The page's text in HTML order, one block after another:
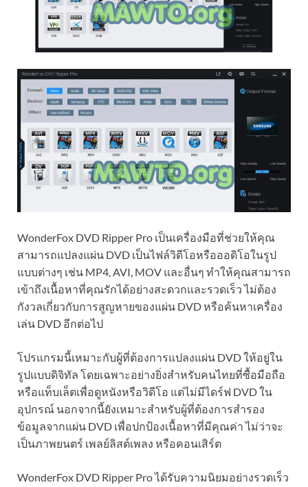
WonderFox DVD Ripper Pro เป็นเครื่องมือที่ช่วยให้คุณ
สามารถแปลงแผ่น DVD เป็นไฟล์วิดีโอหรือออดิโอในรูป
แบบต่างๆ เช่น MP4, AVI, MOV และอื่นๆ ทำให้คุณสามารถ
เข้าถึงเนื้อหาที่คุณรักได้อย่างสะดวกและรวดเร็ว ไม่ต้อง
กังวลเกี่ยวกับการสูญหายของแผ่น DVD หรือค้นหาเครื่อง
เล่น DVD อีกต่อไป
โปรแกรมนี้เหมาะกับผู้ที่ต้องการแปลงแผ่น DVD ให้อยู่ใน
รูปแบบดิจิทัล โดยเฉพาะอย่างยิ่งสำหรับคนไทยที่ซื้อมือถือ
หรือแท็บเล็ตเพื่อดูหนังหรือวิดีโอ แต่ไม่มีไดร์ฟ DVD ใน
อุปกรณ์ นอกจากนี้ยังเหมาะสำหรับผู้ที่ต้องการสำรอง
ข้อมูลจากแผ่น DVD เพื่อปกป้องเนื้อหาที่มีคุณค่า ไม่ว่าจะ
เป็นภาพยนตร์ เพลย์ลิสต์เพลง หรือคอนเสิร์ต
WonderFox DVD Ripper Pro ได้รับความนิยมอย่างรวดเร็ว